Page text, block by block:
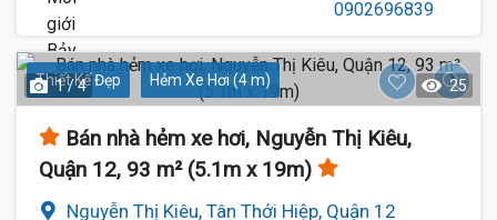
Thiết Kế Đẹp Hẻm Xe Hơi (4 m)
1 / 4 25
Bán nhà hẻm xe hơi, Nguyễn Thị Kiêu,
Quận 12, 93 m² (5.1m x 19m)
Nguyễn Thị Kiêu, Tân Thới Hiệp, Quận 12